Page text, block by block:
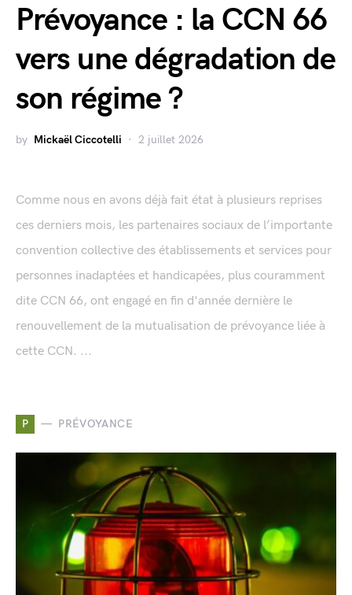
Prévoyance : la CCN 66
vers une dégradation de
son régime ?
by Mickaël Ciccotelli 2 juillet 2026
Comme nous en avons déjà fait état à plusieurs reprises
ces derniers mois, les partenaires sociaux de l’importante
convention collective des établissements et services pour
personnes inadaptées et handicapées, plus couramment
dite CCN 66, ont engagé en fin d'année dernière le
renouvellement de la mutualisation de prévoyance liée à
cette CCN. ...
P PRÉVOYANCE